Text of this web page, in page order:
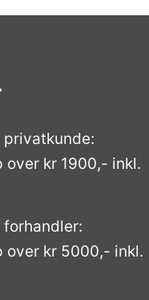
over kr 1900,- inkl.
over kr 5000,- inkl.